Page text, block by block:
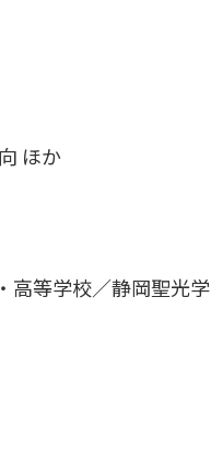
ほか
高等学校／静岡聖光学